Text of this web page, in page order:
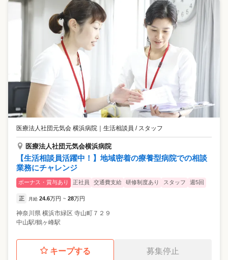
医療法人社団元気会 横浜病院 ｜ 生活相談員 / スタッフ
医療法人社団元気会横浜病院
【生活相談員活躍中！】地域密着の療養型病院での相談
業務にチャレンジ
ボーナス・賞与あり 正社員 交通費支給 研修制度あり スタッフ 週5回
正 月給 24.6万円 ~ 28万円
神奈川県 横浜市緑区 寺山町７２９
中山駅/鶴ヶ峰駅
キープする 募集停止